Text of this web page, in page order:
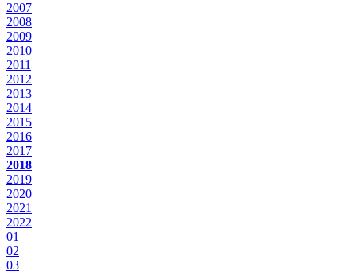
2007
2008
2009
2010
2011
2012
2013
2014
2015
2016
2017
2018
2019
2020
2021
2022
01
02
03